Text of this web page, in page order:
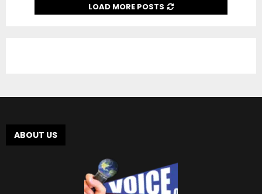
LOAD MORE POSTS
ABOUT US